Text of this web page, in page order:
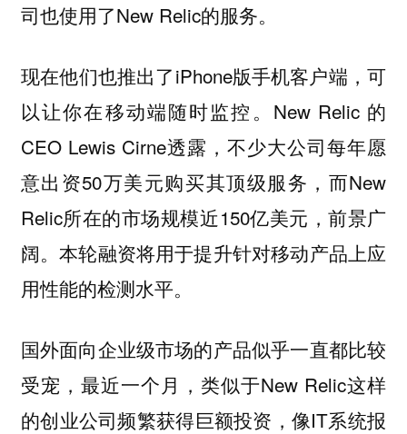
司也使用了New Relic的服务。
现在他们也推出了iPhone版手机客户端，可
以让你在移动端随时监控。New Relic 的
CEO Lewis Cirne透露，不少大公司每年愿
意出资50万美元购买其顶级服务，而New
Relic所在的市场规模近150亿美元，前景广
阔。本轮融资将用于提升针对移动产品上应
用性能的检测水平。
国外面向企业级市场的产品似乎一直都比较
受宠，最近一个月，类似于New Relic这样
的创业公司频繁获得巨额投资，像IT系统报